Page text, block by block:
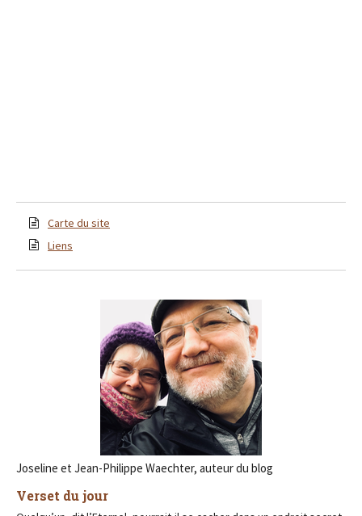
Carte du site
Liens
Joseline et Jean-Philippe Waechter, auteur du blog
Verset du jour